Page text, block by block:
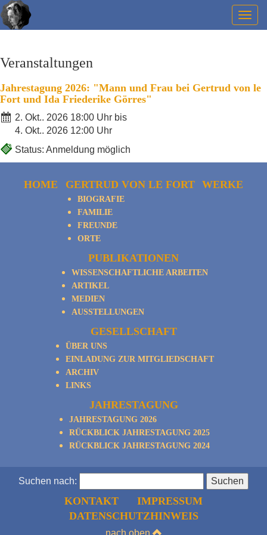
Veranstaltungen
Jahrestagung 2026: "Mann und Frau bei Gertrud von le
Fort und Ida Friederike Görres"
2. Okt.. 2026 18:00 Uhr bis
4. Okt.. 2026 12:00 Uhr
Status: Anmeldung möglich
HOME GERTRUD VON LE FORT
BIOGRAFIE
FAMILIE
FREUNDE
ORTE
WERKE
PUBLIKATIONEN
WISSENSCHAFTLICHE ARBEITEN
ARTIKEL
MEDIEN
AUSSTELLUNGEN
GESELLSCHAFT
ÜBER UNS
EINLADUNG ZUR MITGLIEDSCHAFT
ARCHIV
LINKS
JAHRESTAGUNG
JAHRESTAGUNG 2026
RÜCKBLICK JAHRESTAGUNG 2025
RÜCKBLICK JAHRESTAGUNG 2024
Suchen nach:
KONTAKT
IMPRESSUM
DATENSCHUTZHINWEIS
nach oben